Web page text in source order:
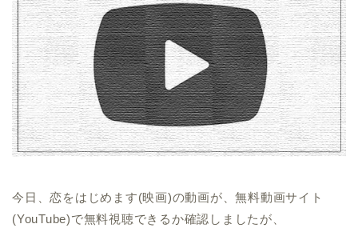
今日、恋をはじめます(映画)の動画が、無料動画サイト
(YouTube)で無料視聴できるか確認しましたが、